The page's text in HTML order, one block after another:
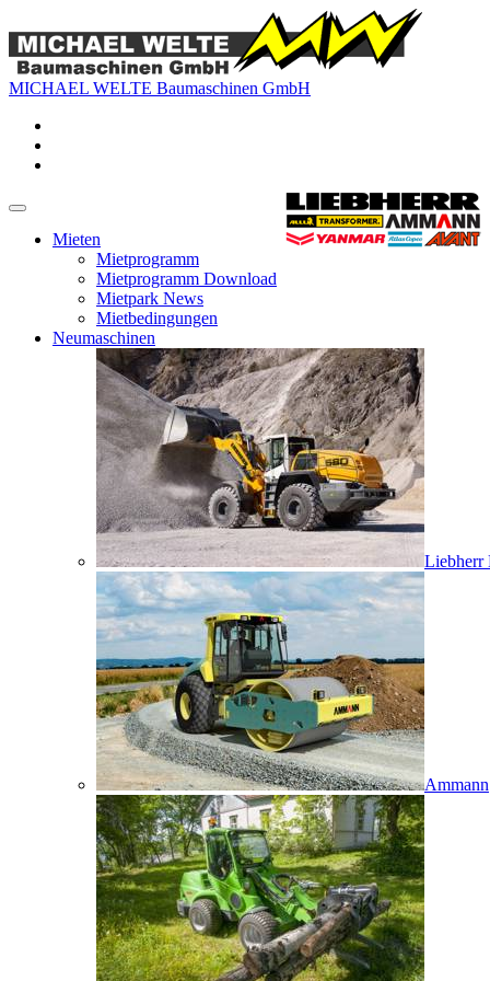
MICHAEL WELTE Baumaschinen GmbH
Mieten
Mietprogramm
Mietprogramm Download
Mietpark News
Mietbedingungen
Neumaschinen
Liebherr
Ammann